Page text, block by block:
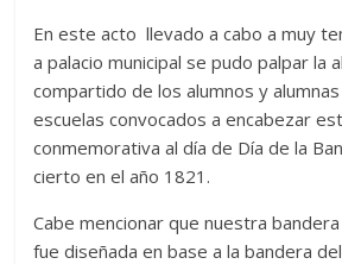
En este acto llevado a cabo a muy
a palacio municipal se pudo palpar la
compartido de los alumnos y
escuelas convocados a encabezar
conmemorativa al día de Día de la
cierto en el año 1821.
Cabe mencionar que nuestra
fue diseñada en base a la bandera